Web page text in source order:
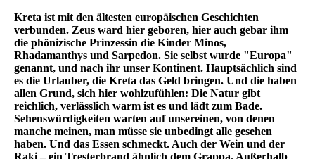
Kreta ist mit den ältesten europäischen Geschichten
verbunden. Zeus ward hier geboren, hier auch gebar ihm
die phönizische Prinzessin die Kinder Minos,
Rhadamanthys und Sarpedon. Sie selbst wurde "Europa"
genannt, und nach ihr unser Kontinent. Hauptsächlich sind
es die Urlauber, die Kreta das Geld bringen. Und die haben
allen Grund, sich hier wohlzufühlen: Die Natur gibt
reichlich, verlässlich warm ist es und lädt zum Bade.
Sehenswürdigkeiten warten auf unsereinen, von denen
manche meinen, man müsse sie unbedingt alle gesehen
haben. Und das Essen schmeckt. Auch der Wein und der
Raki – ein Tresterbrand ähnlich dem Grappa. Außerhalb